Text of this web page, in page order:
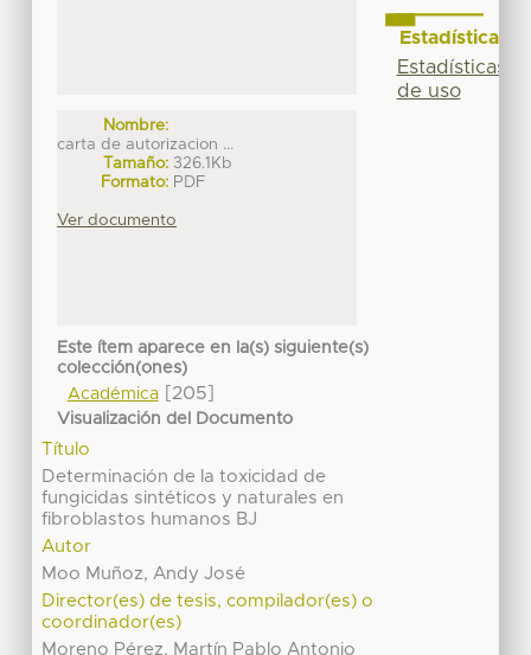
Nombre:
carta de autorizacion ...
Tamaño: 326.1Kb
Formato: PDF
Ver documento
Este ítem aparece en la(s) siguiente(s)
colección(ones)
Académica[205]
Visualización del Documento
Título
Determinación de la toxicidad de
fungicidas sintéticos y naturales en
fibroblastos humanos BJ
Autor
Moo Muñoz, Andy José
Director(es) de tesis, compilador(es) o
coordinador(es)
Moreno Pérez, Martín Pablo Antonio
Estadísticas
Estadísticas
de uso